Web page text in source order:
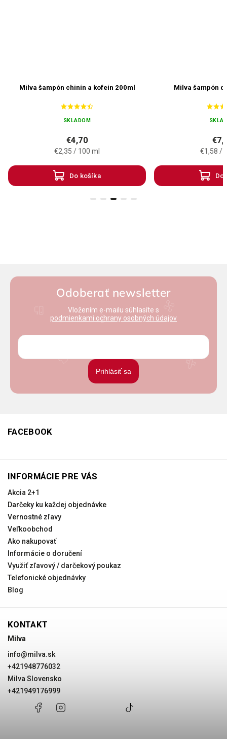
Milva šampón chinín a kofeín 200ml
SKLADOM
€4,70
€2,35 / 100 ml
Do košíka
Milva šampón
€1,58 /
Do
Odoberať newsletter
Vložením e-mailu súhlasíte s
podmienkami ochrany osobných údajov
Prihlásiť sa
FACEBOOK
INFORMÁCIE PRE VÁS
Akcia 2+1
Darčeky ku každej objednávke
Vernostné zľavy
Veľkoobchod
Ako nakupovať
Informácie o doručení
Využiť zľavový / darčekový poukaz
Telefonické objednávky
Blog
KONTAKT
Milva
info@milva.sk
+421948776032
Milva Slovensko
+421949176999
+421948776032
Facebook
Slovensko
+421949176999